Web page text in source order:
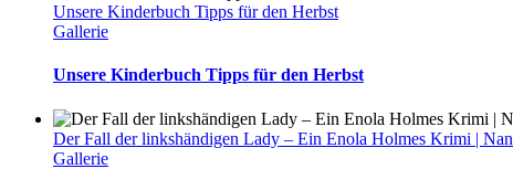
Unsere Kinderbuch Tipps für den Herbst
Gallerie
Unsere Kinderbuch Tipps für den Herbst
Der Fall der linkshändigen Lady – Ein Enola Holmes Krimi |
Gallerie